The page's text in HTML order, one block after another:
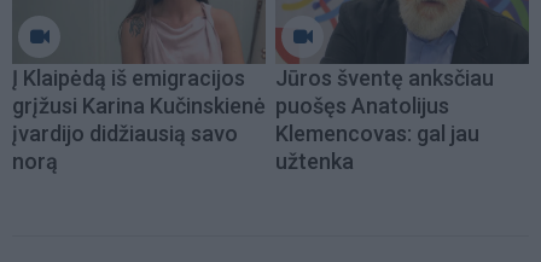
Į Klaipėdą iš emigracijos
grįžusi Karina Kučinskienė
įvardijo didžiausią savo
norą
Jūros šventę anksčiau
puošęs Anatolijus
Klemencovas: gal jau
užtenka